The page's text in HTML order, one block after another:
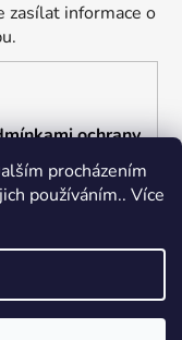
procházením
používáním.. Více
zasílat informace o
ochrany